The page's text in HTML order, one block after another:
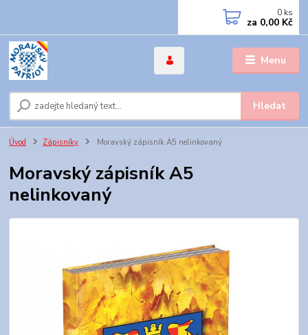
Menu
Hledat
0 ks
za 0,00 Kč
Úvod Zápisníky Moravský zápisník A5 nelinkovaný
Moravský zápisník A5
nelinkovaný